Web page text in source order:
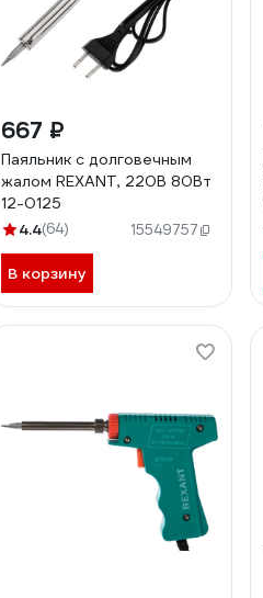
667 ₽
Паяльник с долговечным
жалом REXANT, 220В 80Вт
12-0125
4.4(64) 15549757
В корзину